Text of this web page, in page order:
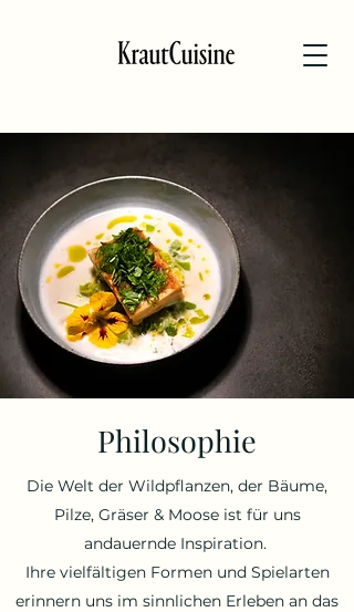
Philosophie
Die Welt der Wildpflanzen, der Bäume,
Pilze, Gräser & Moose ist für uns
andauernde Inspiration.
Ihre vielfältigen Formen und Spielarten
erinnern uns im sinnlichen Erleben an das